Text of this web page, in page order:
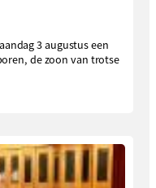
3 augustus een
de zoon van trotse